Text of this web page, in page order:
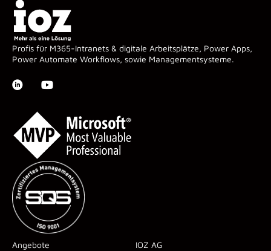
Profis für M365-Intranets & digitale Arbeitsplätze, Power Apps,
Power Automate Workflows, sowie Managementsysteme.
Angebote IOZ AG